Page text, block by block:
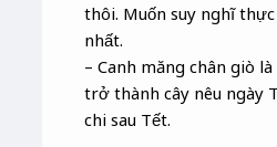
thôi. Muốn suy nghĩ
nhất.
– Canh măng chân giò
trở thành cây nêu ngày
chi sau Tết.